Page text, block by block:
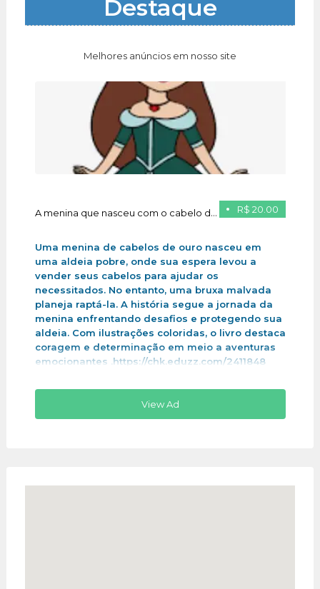
Destaque
Melhores anúncios em nosso site
R$ 20.00
A menina que nasceu com o cabelo de ouro
Uma menina de cabelos de ouro nasceu em
uma aldeia pobre, onde sua espera levou a
vender seus cabelos para ajudar os
necessitados. No entanto, uma bruxa malvada
planeja raptá-la. A história segue a jornada da
menina enfrentando desafios e protegendo sua
aldeia. Com ilustrações coloridas, o livro destaca
coragem e determinação em meio a aventuras
emocionantes .https://chk.eduzz.com/2411848
View Ad